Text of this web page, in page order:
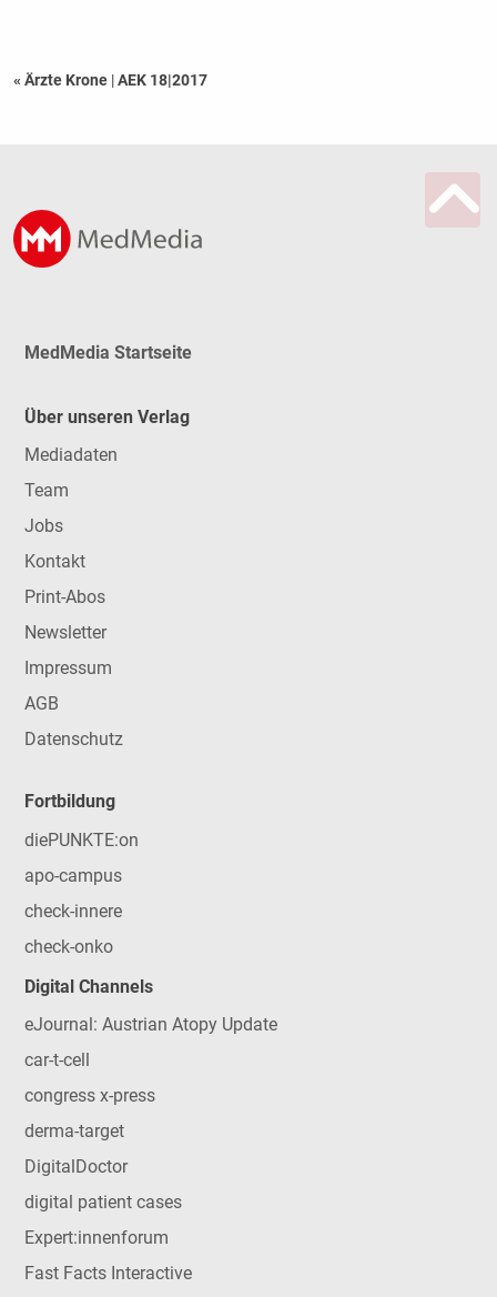
« Ärzte Krone |AEK 18|2017
MedMedia Startseite
Über unseren Verlag
Mediadaten
Team
Jobs
Kontakt
Print-Abos
Newsletter
Impressum
AGB
Datenschutz
Fortbildung
diePUNKTE:on
apo-campus
check-innere
check-onko
Digital Channels
eJournal: Austrian Atopy Update
car-t-cell
congress x-press
derma-target
DigitalDoctor
digital patient cases
Expert:innenforum
Fast Facts Interactive